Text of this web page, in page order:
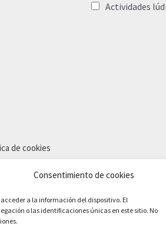
Consentimiento de cookies
a la información del dispositivo. El
o las identificaciones únicas en este sitio. No
Actividades
de cookies